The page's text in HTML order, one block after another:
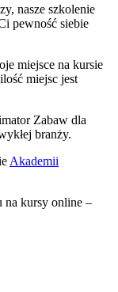
nasze szkolenie
pewność siebie
miejsce na kursie
miejsc jest
Zabaw dla
branży.
Akademii
na kursy online –